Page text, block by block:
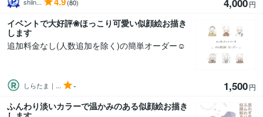
(80) 円
イベントで大好評❀ほっこり可愛い似顔絵お描き
します
追加料金なし(人数追加を除く)の簡単オーダー☺︎
しらたま｜... - 1,500円
ふんわり淡いカラーで温かみのある似顔絵お描き